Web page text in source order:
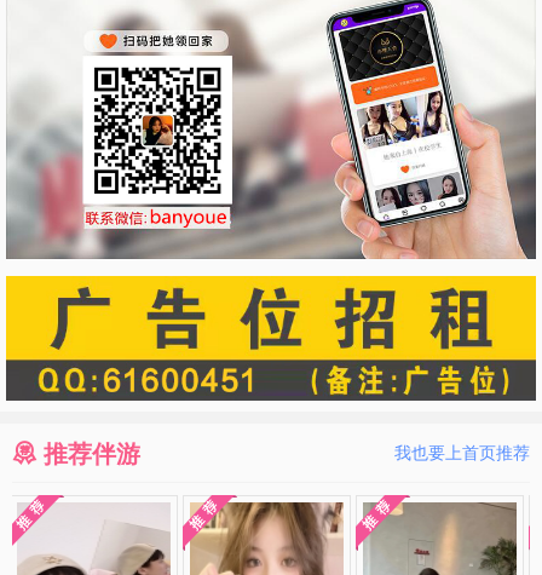
推荐伴游 我也要上首页推荐